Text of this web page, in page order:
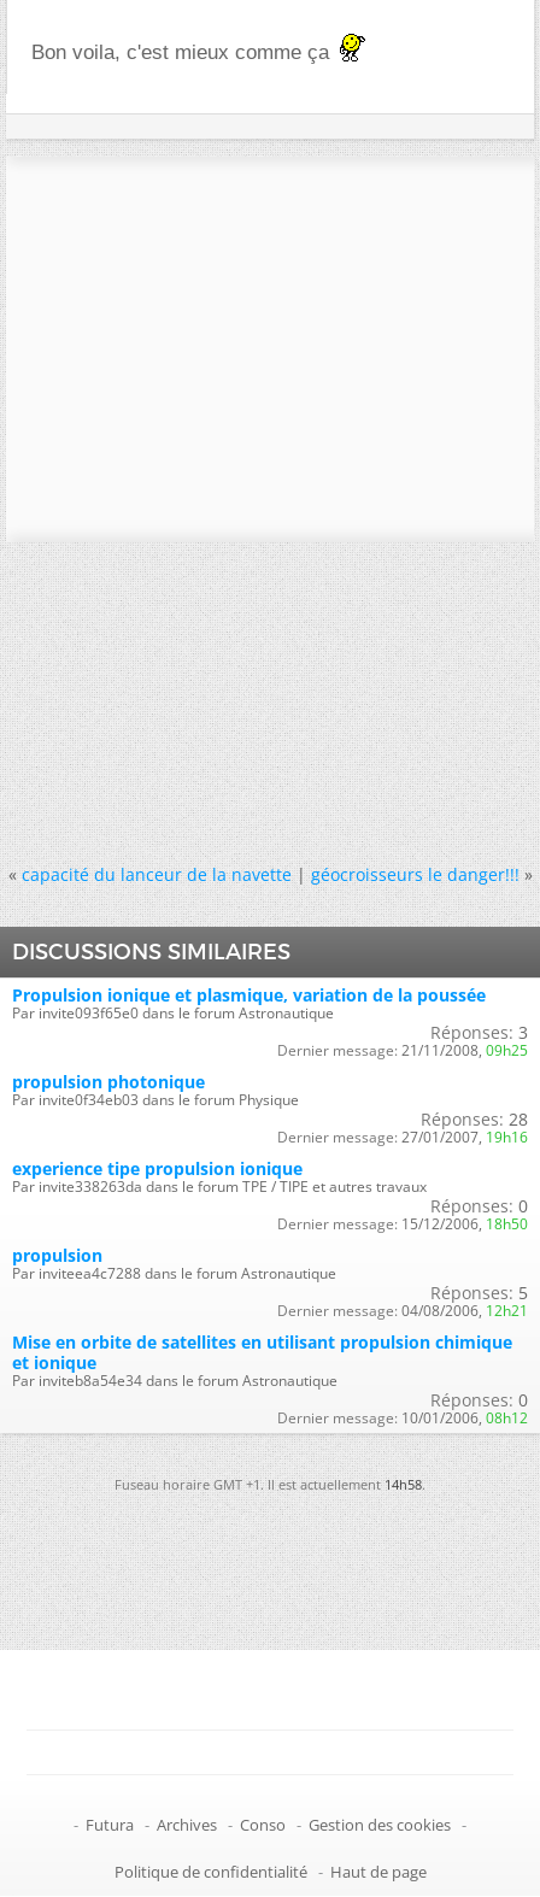
Bon voila, c'est mieux comme ça
« capacité du lanceur de la navette|géocroisseurs le danger!!! »
DISCUSSIONS SIMILAIRES
Propulsion ionique et plasmique, variation de la poussée
Par invite093f65e0 dans le forum Astronautique
Réponses: 3
Dernier message: 21/11/2008, 09h25
propulsion photonique
Par invite0f34eb03 dans le forum Physique
Réponses: 28
Dernier message: 27/01/2007, 19h16
experience tipe propulsion ionique
Par invite338263da dans le forum TPE / TIPE et autres travaux
Réponses: 0
Dernier message: 15/12/2006, 18h50
propulsion
Par inviteea4c7288 dans le forum Astronautique
Réponses: 5
Dernier message: 04/08/2006, 12h21
Mise en orbite de satellites en utilisant propulsion chimique
et ionique
Par inviteb8a54e34 dans le forum Astronautique
Réponses: 0
Dernier message: 10/01/2006, 08h12
Fuseau horaire GMT +1. Il est actuellement14h58.
- Futura - Archives - Conso - Gestion des cookies -
Politique de confidentialité - Haut de page